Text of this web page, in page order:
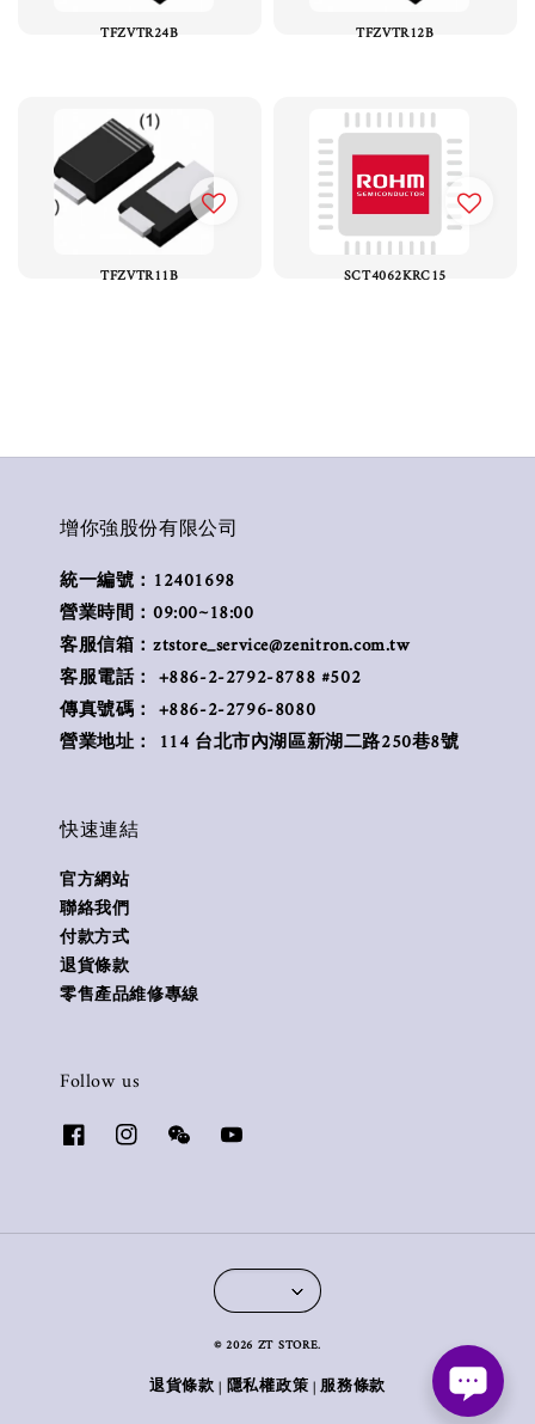
TFZVTR24B TFZVTR12B
TFZVTR11B SCT4062KRC15
增你強股份有限公司
統一編號：12401698
營業時間：09:00~18:00
客服信箱：ztstore_service@zenitron.com.tw
客服電話： +886-2-2792-8788 #502
傳真號碼： +886-2-2796-8080
營業地址： 114 台北市內湖區新湖二路250巷8號
快速連結
官方網站
聯絡我們
付款方式
退貨條款
零售產品維修專線
Follow us
© 2026 ZT STORE.
退貨條款| 隱私權政策 |服務條款